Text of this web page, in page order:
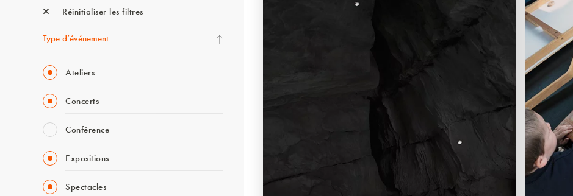
Réinitialiser les filtres
Type d’événement
Ateliers
Concerts
Conférence
Expositions
Spectacles